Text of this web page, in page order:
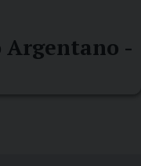
Argentano -